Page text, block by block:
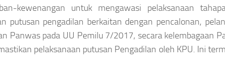
kewenangan untuk mengawasi pelaksanaan
putusan pengadilan berkaitan dengan pencalonan,
Panwas pada UU Pemilu 7/2017, secara kelembagaan
pelaksanaan putusan Pengadilan oleh KPU. Ini